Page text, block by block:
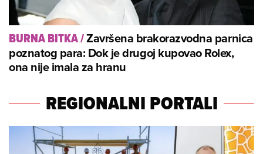
BURNA BITKA/Završena brakorazvodna parnica
poznatog para: Dok je drugoj kupovao Rolex,
ona nije imala za hranu
REGIONALNI PORTALI